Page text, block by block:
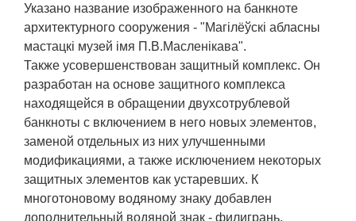
Указано название изображенного на банкноте
архитектурного сооружения - "Магілёўскі абласны
мастацкі музей імя П.В.Масленікава".
Также усовершенствован защитный комплекс. Он
разработан на основе защитного комплекса
находящейся в обращении двухсотрублевой
банкноты с включением в него новых элементов,
заменой отдельных из них улучшенными
модификациями, а также исключением некоторых
защитных элементов как устаревших. К
многотоновому водяному знаку добавлен
дополнительный водяной знак - филигрань,